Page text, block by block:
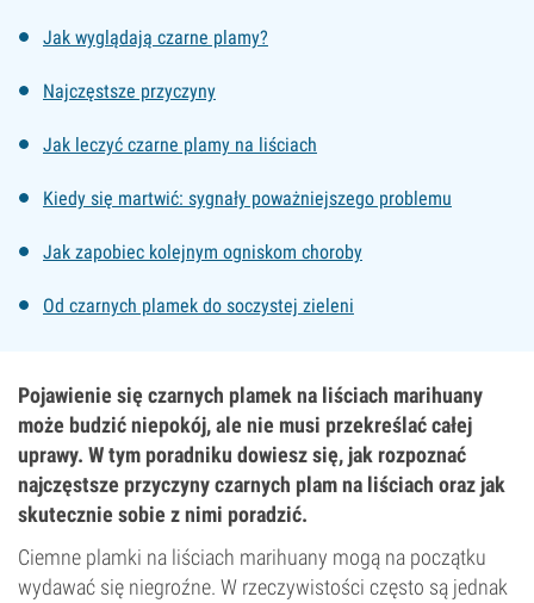
Jak wyglądają czarne plamy?
Najczęstsze przyczyny
Jak leczyć czarne plamy na liściach
Kiedy się martwić: sygnały poważniejszego problemu
Jak zapobiec kolejnym ogniskom choroby
Od czarnych plamek do soczystej zieleni
Pojawienie się czarnych plamek na liściach marihuany
może budzić niepokój, ale nie musi przekreślać całej
uprawy. W tym poradniku dowiesz się, jak rozpoznać
najczęstsze przyczyny czarnych plam na liściach oraz jak
skutecznie sobie z nimi poradzić.
Ciemne plamki na liściach marihuany mogą na początku
wydawać się niegroźne. W rzeczywistości często są jednak